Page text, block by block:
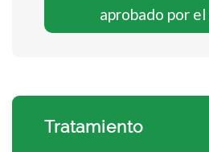
aprobado por
Tratamiento